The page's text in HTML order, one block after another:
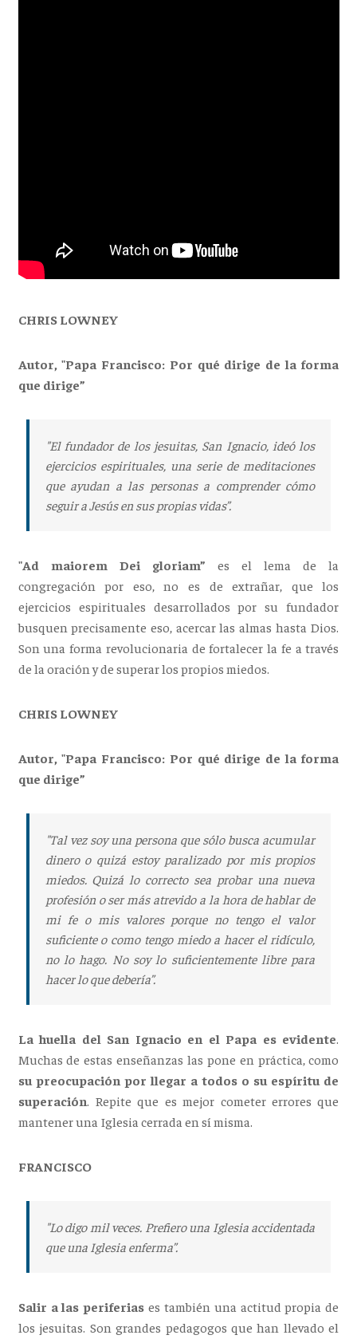
CHRIS LOWNEY
Autor, "Papa Francisco: Por qué dirige de la forma
que dirige”
"El fundador de los jesuitas, San Ignacio, ideó los
ejercicios espirituales, una serie de meditaciones
que ayudan a las personas a comprender cómo
seguir a Jesús en sus propias vidas”.
"Ad maiorem Dei gloriam” es el lema de la
congregación por eso, no es de extrañar, que los
ejercicios espirituales desarrollados por su fundador
busquen precisamente eso, acercar las almas hasta Dios.
Son una forma revolucionaria de fortalecer la fe a través
de la oración y de superar los propios miedos.
CHRIS LOWNEY
Autor, "Papa Francisco: Por qué dirige de la forma
que dirige”
"Tal vez soy una persona que sólo busca acumular
dinero o quizá estoy paralizado por mis propios
miedos. Quizá lo correcto sea probar una nueva
profesión o ser más atrevido a la hora de hablar de
mi fe o mis valores porque no tengo el valor
suficiente o como tengo miedo a hacer el ridículo,
no lo hago. No soy lo suficientemente libre para
hacer lo que debería”.
La huella del San Ignacio en el Papa es evidente.
Muchas de estas enseñanzas las pone en práctica, como
su preocupación por llegar a todos o su espíritu de
superación. Repite que es mejor cometer errores que
mantener una Iglesia cerrada en sí misma.
FRANCISCO
"Lo digo mil veces. Prefiero una Iglesia accidentada
que una Iglesia enferma”.
Salir a las periferiases también una actitud propia de
los jesuitas. Son grandes pedagogos que han llevado el